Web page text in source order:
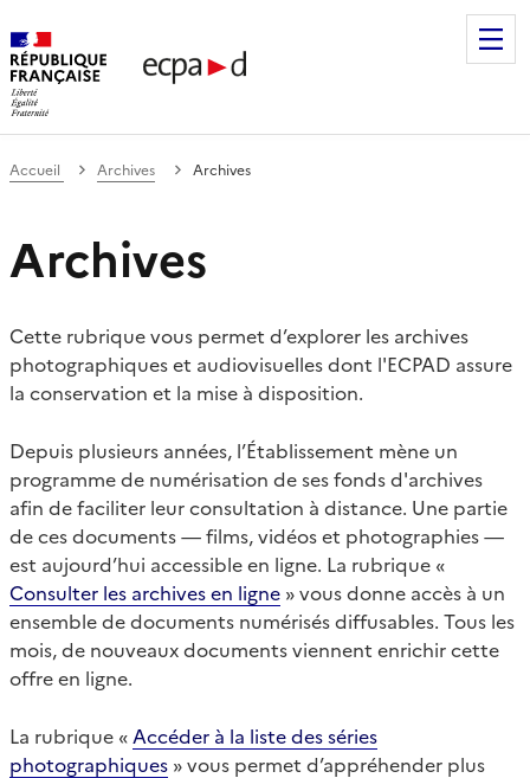
de communication et de production
Accueil Archives Archives
Archives
Cette rubrique vous permet d’explorer les archives
photographiques et audiovisuelles dont l'ECPAD assure
la conservation et la mise à disposition.
Depuis plusieurs années, l’Établissement mène un
programme de numérisation de ses fonds d'archives
afin de faciliter leur consultation à distance. Une partie
de ces documents — films, vidéos et photographies —
est aujourd’hui accessible en ligne. La rubrique «
Consulter les archives en ligne » vous donne accès à un
ensemble de documents numérisés diffusables. Tous les
mois, de nouveaux documents viennent enrichir cette
offre en ligne.
La rubrique « Accéder à la liste des séries
photographiques » vous permet d’appréhender plus